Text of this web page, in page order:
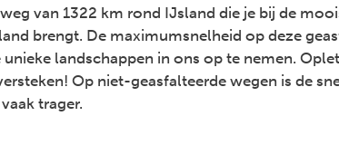
van 1322 km rond IJsland die je bij de
brengt. De maximumsnelheid op deze
landschappen in ons op te nemen.
Op niet-geasfalteerde wegen is de
trager.